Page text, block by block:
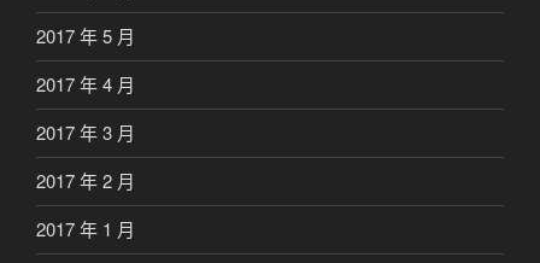
2017 年 5 月
2017 年 4 月
2017 年 3 月
2017 年 2 月
2017 年 1 月